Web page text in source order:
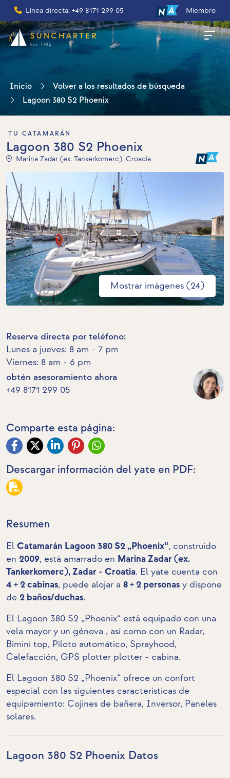
Línea directa: +49 8171 299 05 Miembro
Inicio
Volver a los resultados de búsqueda
Lagoon 380 S2 Phoenix
TU CATAMARÁN
Lagoon 380 S2 Phoenix
Marina Zadar (ex. Tankerkomerc), Croacia
Mostrar imágenes (24)
Reserva directa por teléfono:
Lunes a jueves: 8 am - 7 pm
Viernes: 8 am - 6 pm
obtén asesoramiento ahora
+49 8171 299 05
Comparte esta página:
Descargar información del yate en PDF:
Resumen
El Catamarán Lagoon 380 S2 „Phoenix“, construido
en 2009, está amarrado en Marina Zadar (ex.
Tankerkomerc), Zadar - Croatia. El yate cuenta con
4 + 2 cabinas, puede alojar a 8 + 2 personas y dispone
de 2 baños/duchas.
El Lagoon 380 S2 „Phoenix“ está equipado con una
vela mayor y un génova , así como con un Radar,
Bimini top, Piloto automático, Sprayhood,
Calefacción, GPS plotter plotter - cabina.
El Lagoon 380 S2 „Phoenix“ ofrece un confort
especial con las siguientes características de
equipamiento: Cojines de bañera, Inversor, Paneles
solares.
Lagoon 380 S2 Phoenix Datos